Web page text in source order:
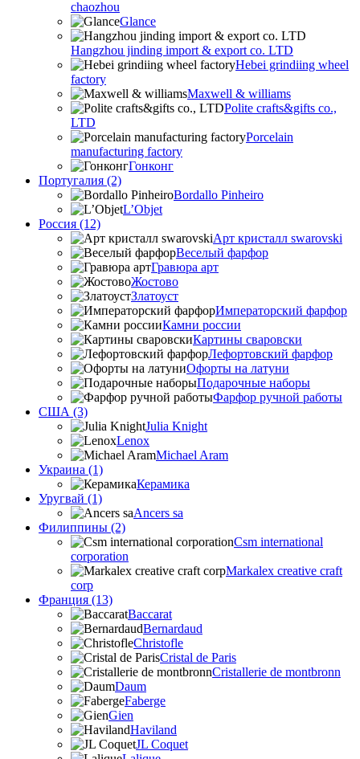
chaozhou
Glance
Hangzhou jinding import & export co. LTD
Hebei grindiing wheel
factory
Maxwell & williams
Polite crafts&gifts co.,
LTD
Porcelain
manufacturing factory
Гонконг
Португалия (2)
Bordallo Pinheiro
L’Objet
Россия (12)
Арт кристалл swarovski
Веселый фарфор
Гравюра арт
Жостово
Златоуст
Императорский фарфор
Камни россии
Картины сваровски
Лефортовский фарфор
Офорты на латуни
Подарочные наборы
Фарфор ручной работы
США (3)
Julia Knight
Lenox
Michael Aram
Украина (1)
Керамика
Уругвай (1)
Ancers sa
Филиппины (2)
Csm international
corporation
Markalex creative craft
corp
Франция (13)
Baccarat
Bernardaud
Christofle
Cristal de Paris
Cristallerie de montbronn
Daum
Faberge
Gien
Haviland
JL Coquet